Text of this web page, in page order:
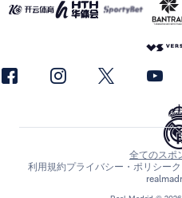
全てのスポ
利用規約プライバシー・ポリシー